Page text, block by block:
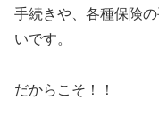
手続きや、各種保険
いです。
だからこそ！！